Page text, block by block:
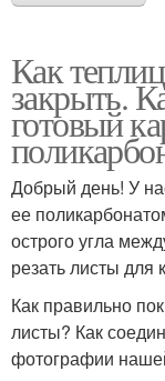
Как
закрыть.
готовый
Добрый день! У
ее
острого угла
резать листы
Как правильно
листы? Как
фотографии